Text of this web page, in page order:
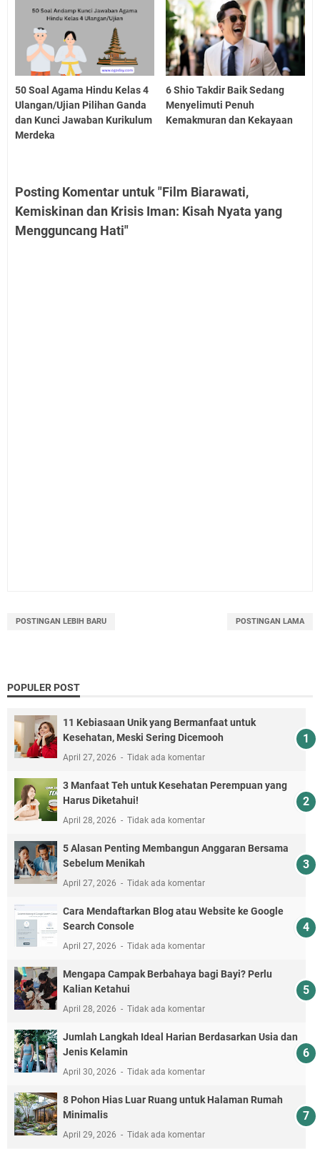
50 Soal Agama Hindu Kelas 4
Ulangan/Ujian Pilihan Ganda
dan Kunci Jawaban Kurikulum
Merdeka
6 Shio Takdir Baik Sedang
Menyelimuti Penuh
Kemakmuran dan Kekayaan
Posting Komentar untuk "Film Biarawati,
Kemiskinan dan Krisis Iman: Kisah Nyata yang
Mengguncang Hati"
POSTINGAN LEBIH BARU POSTINGAN LAMA
POPULER POST
11 Kebiasaan Unik yang Bermanfaat untuk
Kesehatan, Meski Sering Dicemooh
April 27, 2026 Tidak ada komentar
3 Manfaat Teh untuk Kesehatan Perempuan yang
Harus Diketahui!
April 28, 2026 Tidak ada komentar
5 Alasan Penting Membangun Anggaran Bersama
Sebelum Menikah
April 27, 2026 Tidak ada komentar
Cara Mendaftarkan Blog atau Website ke Google
Search Console
April 27, 2026 Tidak ada komentar
Mengapa Campak Berbahaya bagi Bayi? Perlu
Kalian Ketahui
April 28, 2026 Tidak ada komentar
Jumlah Langkah Ideal Harian Berdasarkan Usia dan
Jenis Kelamin
April 30, 2026 Tidak ada komentar
8 Pohon Hias Luar Ruang untuk Halaman Rumah
Minimalis
April 29, 2026 Tidak ada komentar